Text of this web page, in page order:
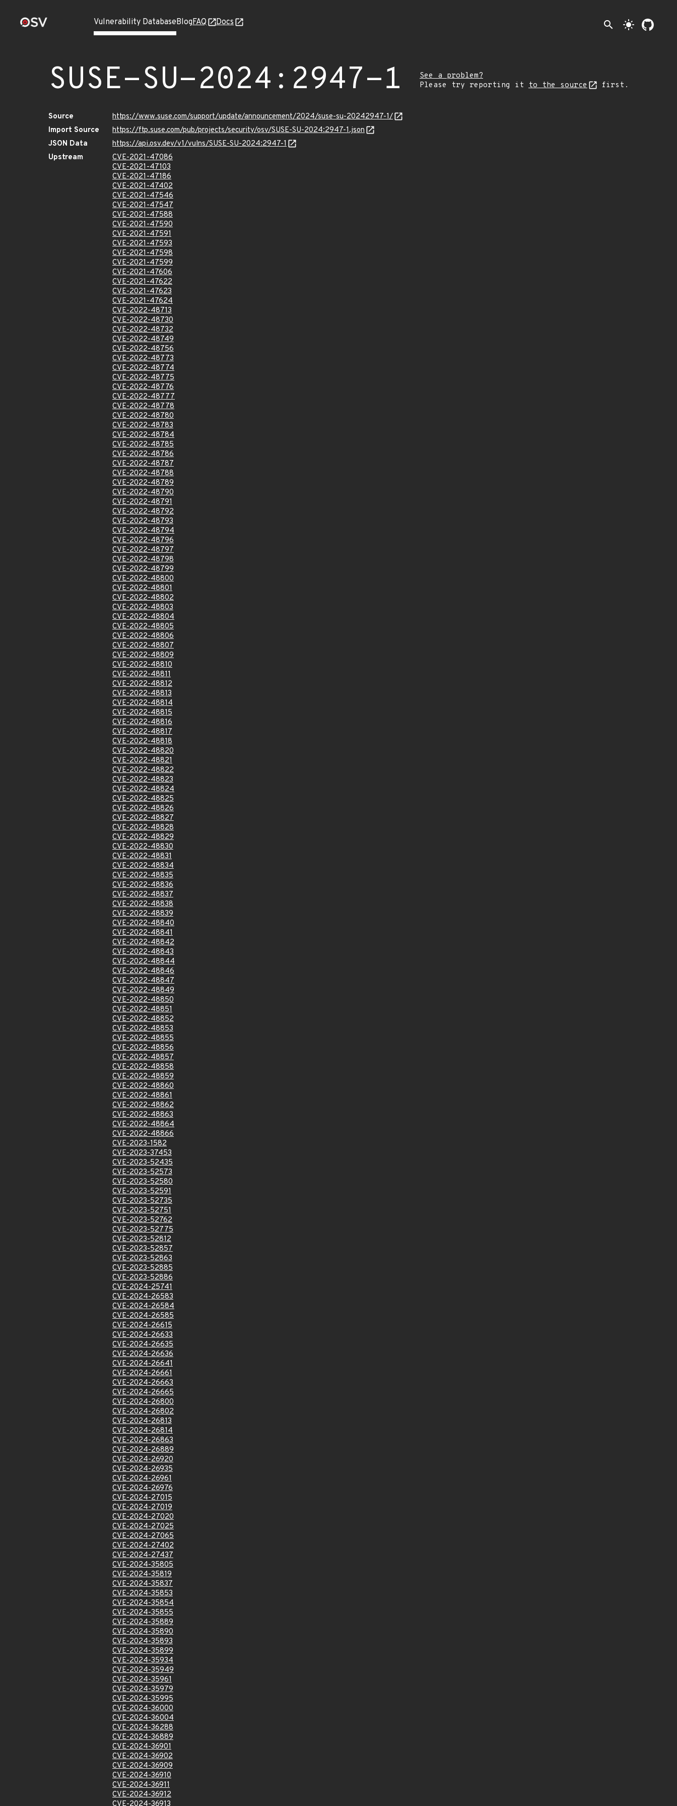
Vulnerability DatabaseBlogFAQ Docs search light_mode
SUSE-SU-2024:2947-1
See a problem?
Please try reporting it to the source first.
Source
https://www.suse.com/support/update/announcement/2024/suse-su-20242947-1/
Import Source
https://ftp.suse.com/pub/projects/security/osv/SUSE-SU-2024:2947-1.json
JSON Data
https://api.osv.dev/v1/vulns/SUSE-SU-2024:2947-1
Upstream
CVE-2021-47086
CVE-2021-47103
CVE-2021-47186
CVE-2021-47402
CVE-2021-47546
CVE-2021-47547
CVE-2021-47588
CVE-2021-47590
CVE-2021-47591
CVE-2021-47593
CVE-2021-47598
CVE-2021-47599
CVE-2021-47606
CVE-2021-47622
CVE-2021-47623
CVE-2021-47624
CVE-2022-48713
CVE-2022-48730
CVE-2022-48732
CVE-2022-48749
CVE-2022-48756
CVE-2022-48773
CVE-2022-48774
CVE-2022-48775
CVE-2022-48776
CVE-2022-48777
CVE-2022-48778
CVE-2022-48780
CVE-2022-48783
CVE-2022-48784
CVE-2022-48785
CVE-2022-48786
CVE-2022-48787
CVE-2022-48788
CVE-2022-48789
CVE-2022-48790
CVE-2022-48791
CVE-2022-48792
CVE-2022-48793
CVE-2022-48794
CVE-2022-48796
CVE-2022-48797
CVE-2022-48798
CVE-2022-48799
CVE-2022-48800
CVE-2022-48801
CVE-2022-48802
CVE-2022-48803
CVE-2022-48804
CVE-2022-48805
CVE-2022-48806
CVE-2022-48807
CVE-2022-48809
CVE-2022-48810
CVE-2022-48811
CVE-2022-48812
CVE-2022-48813
CVE-2022-48814
CVE-2022-48815
CVE-2022-48816
CVE-2022-48817
CVE-2022-48818
CVE-2022-48820
CVE-2022-48821
CVE-2022-48822
CVE-2022-48823
CVE-2022-48824
CVE-2022-48825
CVE-2022-48826
CVE-2022-48827
CVE-2022-48828
CVE-2022-48829
CVE-2022-48830
CVE-2022-48831
CVE-2022-48834
CVE-2022-48835
CVE-2022-48836
CVE-2022-48837
CVE-2022-48838
CVE-2022-48839
CVE-2022-48840
CVE-2022-48841
CVE-2022-48842
CVE-2022-48843
CVE-2022-48844
CVE-2022-48846
CVE-2022-48847
CVE-2022-48849
CVE-2022-48850
CVE-2022-48851
CVE-2022-48852
CVE-2022-48853
CVE-2022-48855
CVE-2022-48856
CVE-2022-48857
CVE-2022-48858
CVE-2022-48859
CVE-2022-48860
CVE-2022-48861
CVE-2022-48862
CVE-2022-48863
CVE-2022-48864
CVE-2022-48866
CVE-2023-1582
CVE-2023-37453
CVE-2023-52435
CVE-2023-52573
CVE-2023-52580
CVE-2023-52591
CVE-2023-52735
CVE-2023-52751
CVE-2023-52762
CVE-2023-52775
CVE-2023-52812
CVE-2023-52857
CVE-2023-52863
CVE-2023-52885
CVE-2023-52886
CVE-2024-25741
CVE-2024-26583
CVE-2024-26584
CVE-2024-26585
CVE-2024-26615
CVE-2024-26633
CVE-2024-26635
CVE-2024-26636
CVE-2024-26641
CVE-2024-26661
CVE-2024-26663
CVE-2024-26665
CVE-2024-26800
CVE-2024-26802
CVE-2024-26813
CVE-2024-26814
CVE-2024-26863
CVE-2024-26889
CVE-2024-26920
CVE-2024-26935
CVE-2024-26961
CVE-2024-26976
CVE-2024-27015
CVE-2024-27019
CVE-2024-27020
CVE-2024-27025
CVE-2024-27065
CVE-2024-27402
CVE-2024-27437
CVE-2024-35805
CVE-2024-35819
CVE-2024-35837
CVE-2024-35853
CVE-2024-35854
CVE-2024-35855
CVE-2024-35889
CVE-2024-35890
CVE-2024-35893
CVE-2024-35899
CVE-2024-35934
CVE-2024-35949
CVE-2024-35961
CVE-2024-35979
CVE-2024-35995
CVE-2024-36000
CVE-2024-36004
CVE-2024-36288
CVE-2024-36889
CVE-2024-36901
CVE-2024-36902
CVE-2024-36909
CVE-2024-36910
CVE-2024-36911
CVE-2024-36912